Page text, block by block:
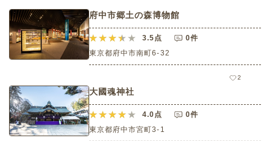
府中市郷土の森博物館
3.5点
0件
東京都府中市南町6-32
2
大國魂神社
4.0点
0件
東京都府中市宮町3-1